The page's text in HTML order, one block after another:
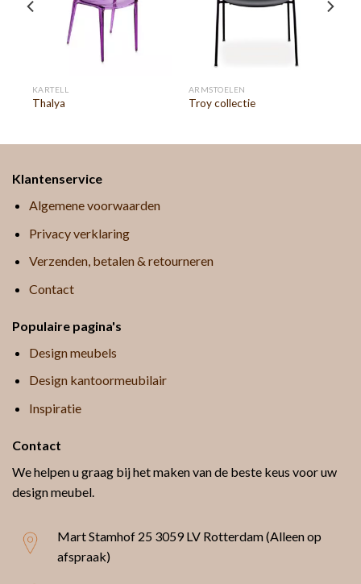
KARTELL
Thalya
ARMSTOELEN
Troy collectie
Klantenservice
Algemene voorwaarden
Privacy verklaring
Verzenden, betalen & retourneren
Contact
Populaire pagina's
Design meubels
Design kantoormeubilair
Inspiratie
Contact
We helpen u graag bij het maken van de beste keus voor uw
design meubel.
Mart Stamhof 25 3059 LV Rotterdam (Alleen op
afspraak)